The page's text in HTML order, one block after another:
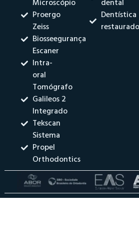
Microscópio
Proergo
Zeiss
Biosseegurança
Escaner
Intra-
oral
Tomógrafo
Galileos 2
Integrado
Tekscan
Sistema
Propel
Orthodontics
dental
Dentística